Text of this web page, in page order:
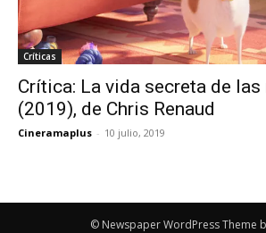
Críticas
Crítica: La vida secreta de
(2019), de Chris Renaud
Cineramaplus - 10 julio, 2019
© Newspaper WordPress Theme